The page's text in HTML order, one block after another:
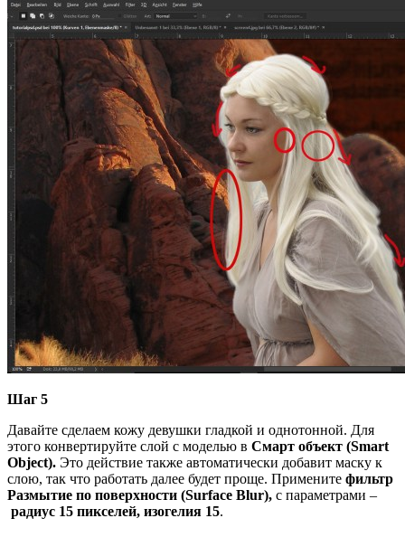
Шаг 5
Давайте сделаем кожу девушки гладкой и однотонной. Для
этого конвертируйте слой с моделью в Смарт объект (Smart
Object). Это действие также автоматически добавит маску к
слою, так что работать далее будет проще. Примените фильтр
Размытие по поверхности (Surface Blur), с параметрами –
радиус 15 пикселей, изогелия 15.